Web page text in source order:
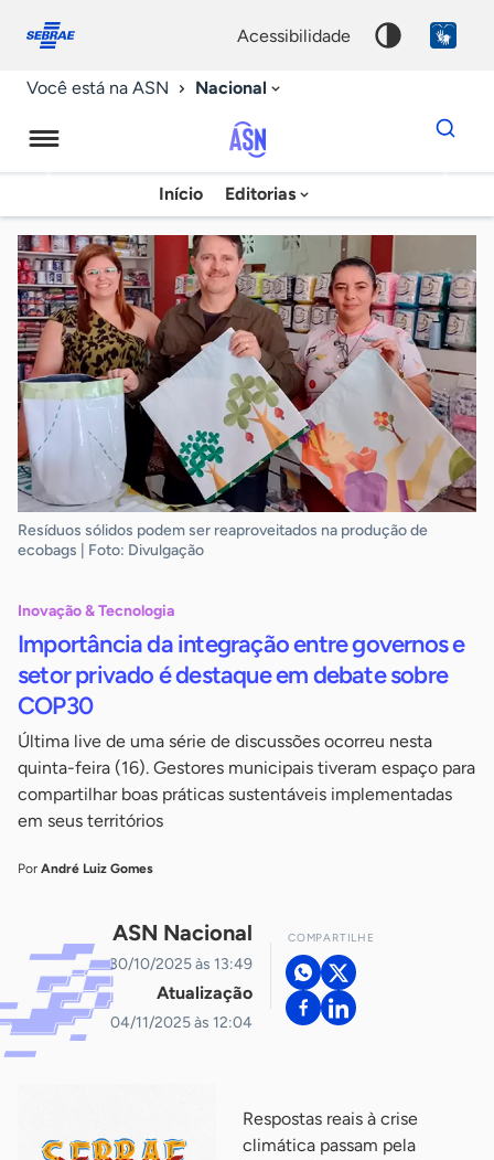
conosco
acessibilidade
Você está na ASN Nacional
Agência
Sebrae
de
Notícias
Início Editorias
Dados
para
chave
Resíduos sólidos podem ser reaproveitados na produção de
ecobags | Foto: Divulgação
Inovação & Tecnologia
Importância da integração entre governos e
setor privado é destaque em debate sobre
COP30
Última live de uma série de discussões ocorreu nesta
quinta-feira (16). Gestores municipais tiveram espaço para
compartilhar boas práticas sustentáveis implementadas
em seus territórios
Por André Luiz Gomes
ASN Nacional
30/10/2025 às 13:49
Atualização
04/11/2025 às 12:04
COMPARTILHE
Respostas reais à crise
climática passam pela